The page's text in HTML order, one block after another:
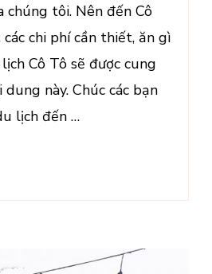
chúng tôi. Nên đến Cô
các chi phí cần thiết, ăn gì
Cô Tô sẽ được cung
này. Chúc các bạn
lịch đến …